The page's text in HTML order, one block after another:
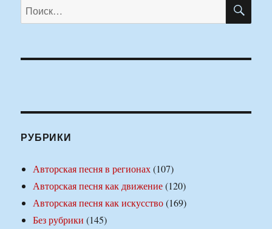
Искать:
РУБРИКИ
Авторская песня в регионах(107)
Авторская песня как движение(120)
Авторская песня как искусство(169)
Без рубрики (145)